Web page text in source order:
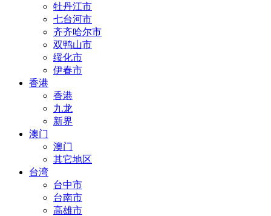
牡丹江市
七台河市
齐齐哈尔市
双鸭山市
绥化市
伊春市
香港
香港
九龙
新界
澳门
澳门
其它地区
台湾
台中市
台南市
高雄市